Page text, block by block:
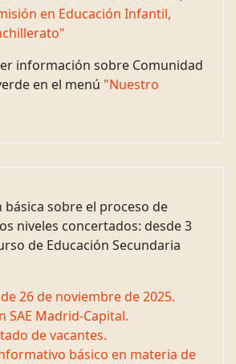
en Educación Infantil,
información sobre Comunidad
en el menú "Nuestro
sobre el proceso de
niveles concertados: desde 3
de Educación Secundaria
26 de noviembre de 2025.
SAE Madrid-Capital.
de vacantes.
básico en materia de